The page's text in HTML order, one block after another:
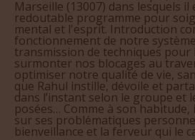
Marseille (13007) dans lesquels
redoutable programme pour
mental et l'esprit. Introduction
fonctionnement de notre
transmission de techniques
surmonter nos blocages au
optimiser notre qualité de vie,
que Rahul instille, dévoile et
dans l’instant selon le groupe et
posées… Comme à son habitude,
sur ses problématiques
bienveillance et la ferveur qui le